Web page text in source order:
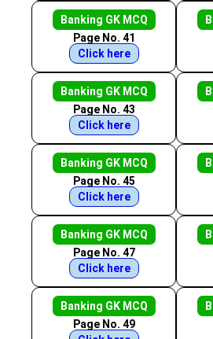
Banking GK MCQ
Page No. 41
Click here
Banking GK MCQ
Page No. 43
Click here
Banking GK MCQ
Page No. 45
Click here
Banking GK MCQ
Page No. 47
Click here
Banking GK MCQ
Page No. 49